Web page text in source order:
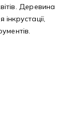
Деревина